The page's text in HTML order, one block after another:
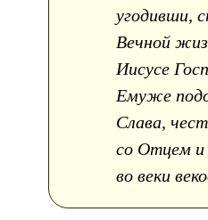
угодивши,
Вечной
Иисусе
Емуже
Слава,
со Отцем
во веки